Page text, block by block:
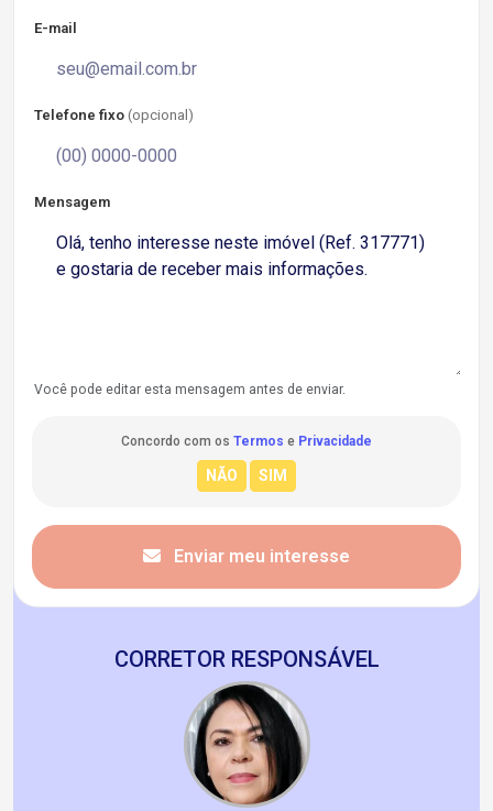
E-mail
Telefone fixo (opcional)
Mensagem
Você pode editar esta mensagem antes de enviar.
Concordo com os Termos e Privacidade
Enviar meu interesse
CORRETOR RESPONSÁVEL